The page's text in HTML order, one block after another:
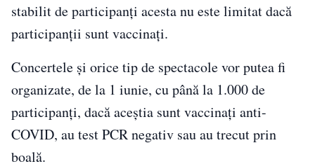
stabilit de participanți acesta nu este limitat dacă
participanții sunt vaccinați.
Concertele și orice tip de spectacole vor putea fi
organizate, de la 1 iunie, cu până la 1.000 de
participanți, dacă aceștia sunt vaccinați anti-
COVID, au test PCR negativ sau au trecut prin
boală.